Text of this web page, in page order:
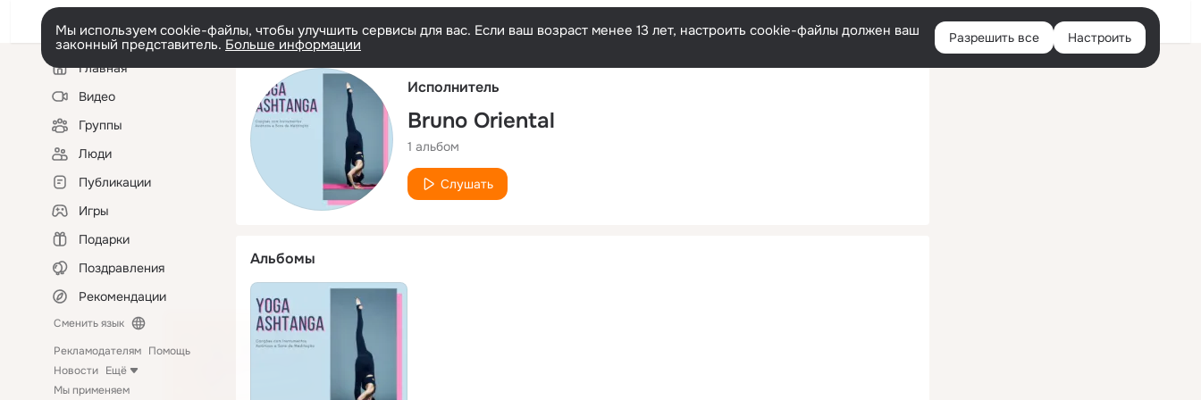
Русский Войти
Мы используем cookie-файлы, чтобы улучшить сервисы для вас. Если ваш возраст менее 13 лет, настроить cookie-файлы должен ваш
законный представитель. Больше информации Разрешить все Настроить
Левая
колонкаГлавная
Видео
Группы
Люди
Публикации
Игры
Подарки
Поздравления
Рекомендации
Сменить язык
Рекламодателям Помощь
Новости Ещё
Мы применяем
Исполнитель
Bruno Oriental
1 альбом
Слушать
Альбомы